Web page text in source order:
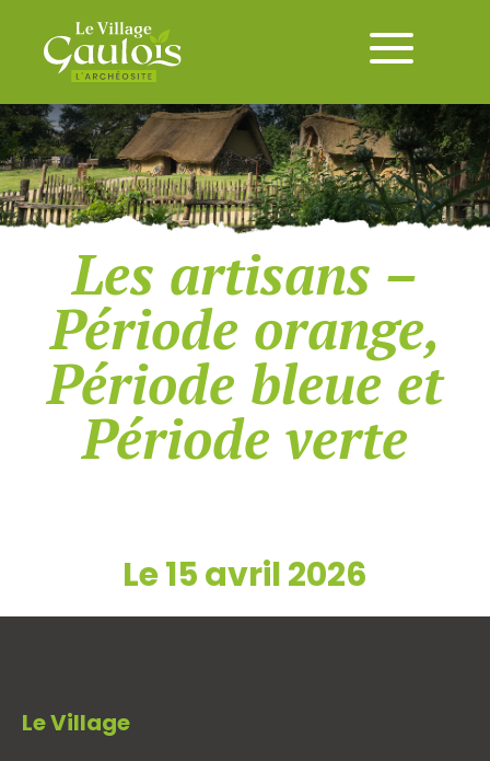
Les artisans –
Période orange,
Période bleue et
Période verte
Le 15 avril 2026
Le Village